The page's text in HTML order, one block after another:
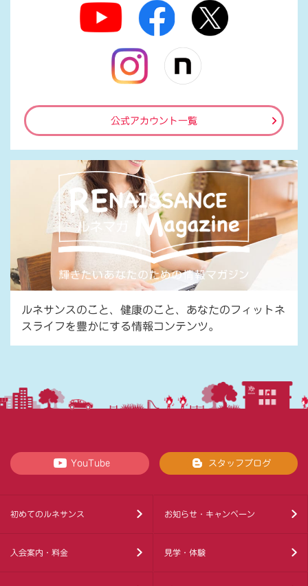
公式アカウント一覧
ルネサンスのこと、健康のこと、あなたのフィットネ
スライフを豊かにする情報コンテンツ。
YouTube スタッフブログ
初めてのルネサンス お知らせ・キャンペーン
入会案内・料金 見学・体験